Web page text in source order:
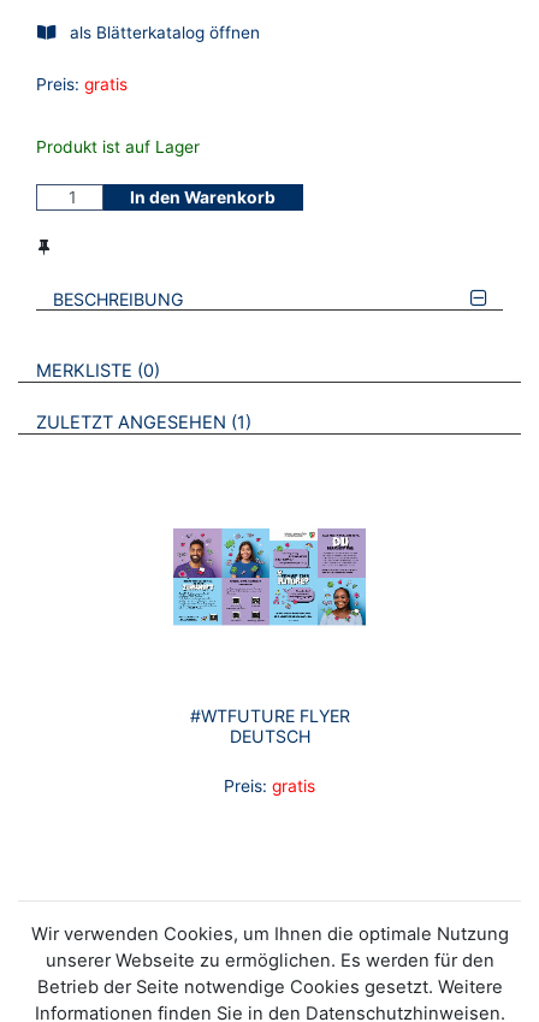
als Blätterkatalog öffnen
Preis: gratis
Produkt ist auf Lager
In den Warenkorb
BESCHREIBUNG
VERWEISE AUF VERMERKTE- ODER ZULETZT ANGESEHENE
MERKLISTE 0 BROSCHÜREN
ZULETZT ANGESEHEN 1 BROSCHÜREN
#WTFUTURE FLYER
DEUTSCH
Preis: gratis
Wir verwenden Cookies, um Ihnen die optimale Nutzung
unserer Webseite zu ermöglichen. Es werden für den
Betrieb der Seite notwendige Cookies gesetzt. Weitere
Informationen finden Sie in den Datenschutzhinweisen.